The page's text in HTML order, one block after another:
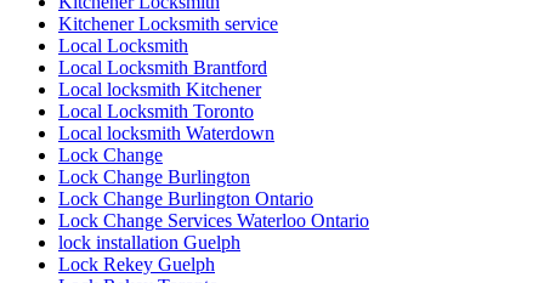
Kitchener Locksmith service
Local Locksmith
Local Locksmith Brantford
Local locksmith Kitchener
Local Locksmith Toronto
Local locksmith Waterdown
Lock Change
Lock Change Burlington
Lock Change Burlington Ontario
Lock Change Services Waterloo Ontario
lock installation Guelph
Lock Rekey Guelph